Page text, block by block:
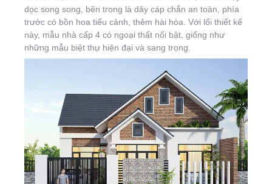
dọc song song, bên trong là dây cáp chắn an toàn, phía
trước có bồn hoa tiểu cảnh, thêm hài hòa. Với lối thiết kế
này, mẫu nhà cấp 4 có ngoại thất nổi bật, giống như
những mẫu biệt thự hiện đại và sang trọng.